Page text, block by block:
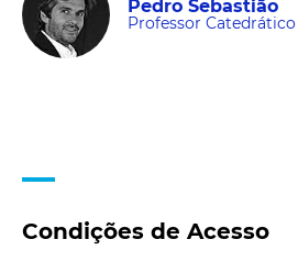
Pedro Sebastião
Professor Catedrático
Condições de Acesso